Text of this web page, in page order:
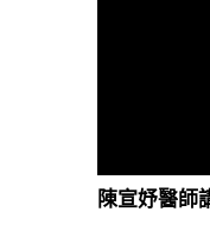
陳宣妤醫師